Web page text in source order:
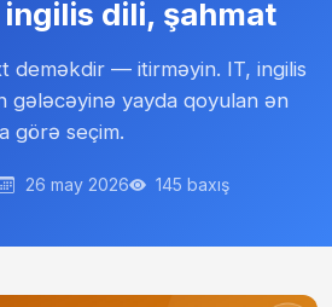
dili, şahmat
deməkdir — itirməyin. IT, ingilis
gələcəyinə yayda qoyulan ən
görə seçim.
26 may 2026 145 baxış